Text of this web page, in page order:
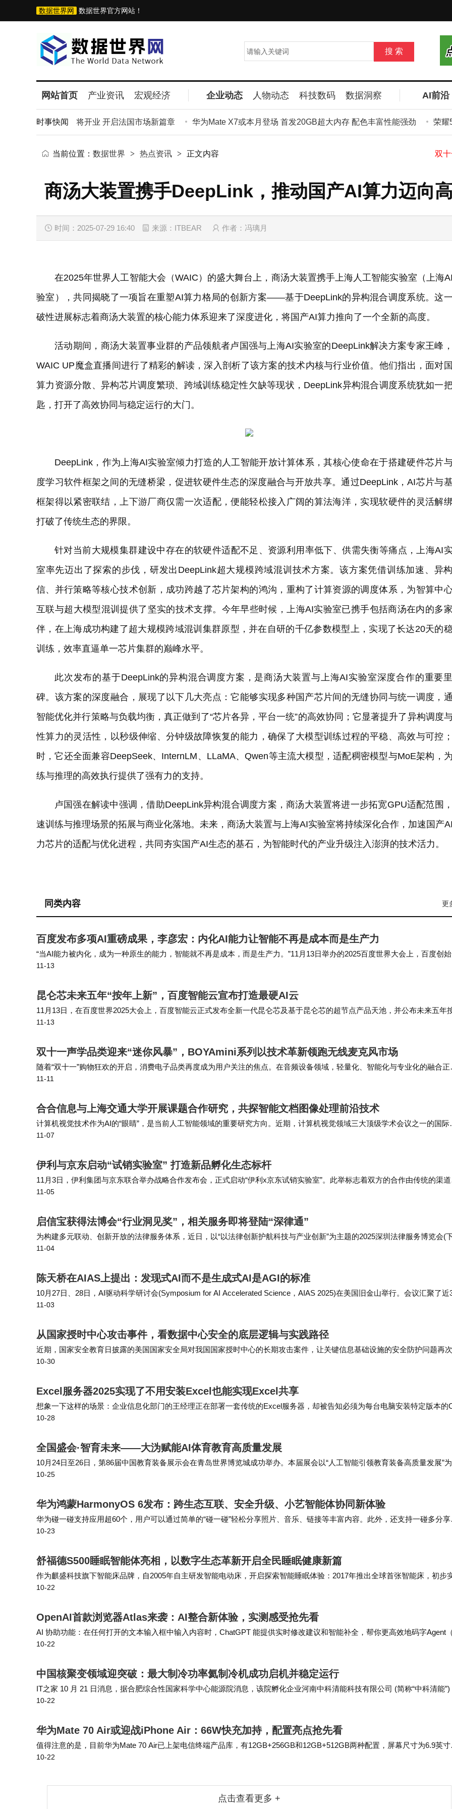
数据世界网 数据世界官方网站！
网站首页 产业资讯 宏观经济 企业动态 人物动态 科技数码 数据洞察 AI前沿
时事快闻
首家直营门店即将开业 开启法国市场新篇章 华为Mate X7或本月登场 首发20GB超大内存 配色丰富性能强劲 荣耀
当前位置： 数据世界 > 热点资讯 > 正文内容
商汤大装置携手DeepLink，推动国产AI算力迈向
时间：2025-07-29 16:40 来源：ITBEAR 作者：冯璃月
在2025年世界人工智能大会（WAIC）的盛大舞台上，商汤大装置携手上海人工智能实验室（上海
验室），共同揭晓了一项旨在重塑AI算力格局的创新方案——基于DeepLink的异构混合调度系统。这
破性进展标志着商汤大装置的核心能力体系迎来了深度进化，将国产AI算力推向了一个全新的高度。
活动期间，商汤大装置事业群的产品领航者卢国强与上海AI实验室的DeepLink解决方案专家王峰
WAIC UP魔盒直播间进行了精彩的解读，深入剖析了该方案的技术内核与行业价值。他们指出，面对
算力资源分散、异构芯片调度繁琐、跨域训练稳定性欠缺等现状，DeepLink异构混合调度系统犹如一
匙，打开了高效协同与稳定运行的大门。
DeepLink，作为上海AI实验室倾力打造的人工智能开放计算体系，其核心使命在于搭建硬件芯片
度学习软件框架之间的无缝桥梁，促进软硬件生态的深度融合与开放共享。通过DeepLink，AI芯片与
框架得以紧密联结，上下游厂商仅需一次适配，便能轻松接入广阔的算法海洋，实现软硬件的灵活解绑
打破了传统生态的界限。
针对当前大规模集群建设中存在的软硬件适配不足、资源利用率低下、供需失衡等痛点，上海AI
室率先迈出了探索的步伐，研发出DeepLink超大规模跨域混训技术方案。该方案凭借训练加速、异
信、并行策略等核心技术创新，成功跨越了芯片架构的鸿沟，重构了计算资源的调度体系，为智算中
互联与超大模型混训提供了坚实的技术支撑。今年早些时候，上海AI实验室已携手包括商汤在内的多
伴，在上海成功构建了超大规模跨域混训集群原型，并在自研的千亿参数模型上，实现了长达20天的
训练，效率直逼单一芯片集群的巅峰水平。
此次发布的基于DeepLink的异构混合调度方案，是商汤大装置与上海AI实验室深度合作的重要
碑。该方案的深度融合，展现了以下几大亮点：它能够实现多种国产芯片间的无缝协同与统一调度，
智能优化并行策略与负载均衡，真正做到了“芯片各异，平台一统”的高效协同；它显著提升了异构调度
性算力的灵活性，以秒级伸缩、分钟级故障恢复的能力，确保了大模型训练过程的平稳、高效与可控
时，它还全面兼容DeepSeek、InternLM、LLaMA、Qwen等主流大模型，适配稠密模型与MoE架构，
练与推理的高效执行提供了强有力的支持。
卢国强在解读中强调，借助DeepLink异构混合调度方案，商汤大装置将进一步拓宽GPU适配范围
速训练与推理场景的拓展与商业化落地。未来，商汤大装置与上海AI实验室将持续深化合作，加速国产
力芯片的适配与优化进程，共同夯实国产AI生态的基石，为智能时代的产业升级注入澎湃的技术活力。
更
同类内容
百度发布多项AI重磅成果，李彦宏：内化AI能力让智能不再是成本而是生产力
“当AI能力被内化，成为一种原生的能力，智能就不再是成本，而是生产力。”11月13日举办的2025百度世界大会上，百度创始
李彦宏演讲时表示，更应关心如何让AI跟每一项任务有机结合，“让AI成为企业发展和个人成长的原生推动力。”作为最早进军AI
11-13
昆仑芯未来五年“按年上新”，百度智能云宣布打造最硬AI云
11月13日，在百度世界2025大会上，百度智能云正式发布全新一代昆仑芯及基于昆仑芯的超节点产品天池，并公布未来五年
推出新产品的规划。百度集团执行副总裁、百度智能云事业群总裁沈抖表示，AI基础设施一定是长期投资，面向未来百度智能
11-13
双十一声学品类迎来“迷你风暴”，BOYAmini系列以技术革新领跑无线麦克风市场
随着“双十一”购物狂欢的开启，消费电子品类再度成为用户关注的焦点。在音频设备领域，轻量化、智能化与专业化的融合正
为新的趋势。据京东平台10月20日的“首小时战报”显示，BOYA品牌在数码影音娱乐类目中，专业音频解决方案厂商排名第一，
11-11
合合信息与上海交通大学开展课题合作研究，共探智能文档图像处理前沿技术
计算机视觉技术作为AI的“眼睛”，是当前人工智能领域的重要研究方向。近期，计算机视觉领域三大顶级学术会议之一的国际
算机视觉大会(ICCV 2025)顺利举行。会议期间，合合信息联合上海交通大学等机构主办了首届VQualA视觉质量评估研讨会，
11-07
伊利与京东启动“试销实验室” 打造新品孵化生态标杆
11月3日，伊利集团与京东联合举办战略合作发布会，正式启动“伊利x京东试销实验室”。此举标志着双方的合作由传统的渠道
售，全面迈向了基于用户洞察、共创产品、整合供应链的“价值共生”新阶段。现场直击：从“渠道铺货”到“用户造品”的战略升维
11-05
启信宝获得法博会“行业洞见奖”，相关服务即将登陆“深律通”
为构建多元联动、创新开放的法律服务体系，近日，以“以法律创新护航科技与产业创新”为主题的2025深圳法律服务博览会(
称“法博会”)顺利举办，吸引国内外权威机构和行业专家参与。合合信息旗下启信宝凭借其在法律科技领域的创新应用，于法律
11-04
陈天桥在AIAS上提出：发现式AI而不是生成式AI是AGI的标准
10月27日、28日，AI驱动科学研讨会(Symposium for AI Accelerated Science，AIAS 2025)在美国旧金山举行。会议汇聚了近
位全球顶尖学者与产业领袖，与现场数百位学者、学生共同探讨AI如何驱动科学发现。会上，盛大集团、天桥脑科学研究院创
11-03
从国家授时中心攻击事件，看数据中心安全的底层逻辑与实践路径
近期，国家安全教育日披露的美国国家安全局对我国国家授时中心的长期攻击案件，让关键信息基础设施的安全防护问题再
为焦点。作为支撑金融交易毫秒级同步、电力调度精准控制、航空航天轨道计算的“时间中枢”，国家授时中心的安全直接关联
10-30
Excel服务器2025实现了不用安装Excel也能实现Excel共享
想象一下这样的场景：企业信息化部门的王经理正在部署一套传统的Excel服务器，却被告知必须为每台电脑安装特定版本的
ce软件;业务部门的小张发现，虽然名为“服务器”，但想要在手机上审批流程却无法实现;财务总监李总需要整合ERP和CRM系
10-28
全国盛会·智育未来——大沩赋能AI体育教育高质量发展
10月24日至26日，第86届中国教育装备展示会在青岛世界博览城成功举办。本届展会以“人工智能引领教育装备高质量发展”
题，由中国教育装备行业协会主办，山东省教育厅和青岛市人民政府共同承办，集中展示了全国教育装备领域的最新技术成果
10-25
华为鸿蒙HarmonyOS 6发布：跨生态互联、安全升级、小艺智能体协同新体验
华为碰一碰支持应用超60个，用户可以通过简单的“碰一碰”轻松分享照片、音乐、链接等丰富内容。此外，还支持一碰多分享
游戏组队等互动体验，以及手机与电脑屏幕的轻碰分享，实现全场景设备间实现高效协同。 鸿蒙6…
10-23
舒福德S500睡眠智能体亮相，以数字生态革新开启全民睡眠健康新篇
作为麒盛科技旗下智能床品牌，自2005年自主研发智能电动床，开启探索智能睡眠体验：2017年推出全球首张智能床，初步
睡眠数据的采集与分析；2022年作为北京冬奥会唯一智能床供应商，通过服务全球运动员，验证…
10-22
OpenAI首款浏览器Atlas来袭：AI整合新体验，实测感受抢先看
AI 协助功能：在任何打开的文本输入框中输入内容时，ChatGPT 能提供实时修改建议和智能补全，帮你更高效地码字Agent
理）模式：能让 ChatGPT 在浏览器中自主完成多步骤任务从今天开始，ma…
10-22
中国核聚变领域迎突破：最大制冷功率氦制冷机成功启机并稳定运行
IT之家 10 月 21 日消息，据合肥综合性国家科学中心能源院消息，该院孵化企业河南中科清能科技有限公司 (简称“中科清能”)
发制造的3kW@4.5K 氦制冷机近日在合肥一次启机成功，截至 2025 …
10-22
华为Mate 70 Air或迎战iPhone Air：66W快充加持，配置亮点抢先看
值得注意的是，目前华为Mate 70 Air已上架电信终端产品库，有12GB+256GB和12GB+512GB两种配置，屏幕尺寸为6.9英寸
延续了华为Mate系列的中轴对称设计，镜头模组采用“奥利奥”设计…
10-22
点击查看更多 +